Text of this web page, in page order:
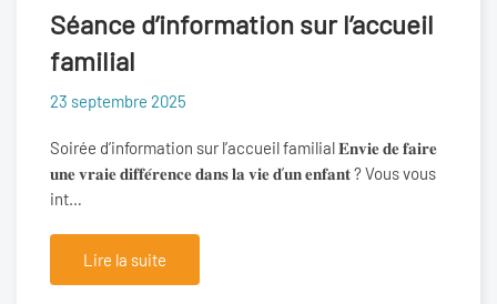
Séance d’information sur l’accueil
familial
23 septembre 2025
Soirée d’information sur l’accueil familial 𝐄𝐧𝐯𝐢𝐞 𝐝𝐞 𝐟𝐚𝐢𝐫𝐞
𝐮𝐧𝐞 𝐯𝐫𝐚𝐢𝐞 𝐝𝐢𝐟𝐟𝐞́𝐫𝐞𝐧𝐜𝐞 𝐝𝐚𝐧𝐬 𝐥𝐚 𝐯𝐢𝐞 𝐝’𝐮𝐧 𝐞𝐧𝐟𝐚𝐧𝐭 ? Vous vous
int…
Lire la suite